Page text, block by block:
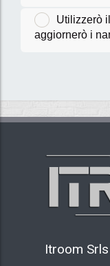
Utilizzerò
aggiornerò i
Itroom Srls